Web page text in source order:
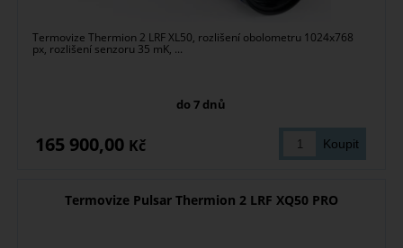
Termovize Thermion 2 LRF XL50, rozlišení obolometru 1024x768
px, rozlišení senzoru 35 mK, ...
do 7 dnů
165 900,00 Kč
Termovize Pulsar Thermion 2 LRF XQ50 PRO